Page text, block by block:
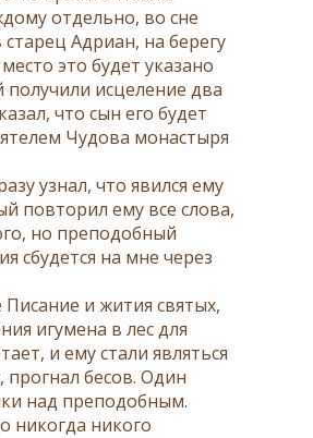
отдельно, во сне
Адриан, на берегу
это будет указано
получили исцеление два
что сын его будет
Чудова монастыря
узнал, что явился ему
повторил ему все слова,
но преподобный
сбудется на мне через
и жития святых,
игумена в лес для
и ему стали являться
бесов. Один
над преподобным.
никогда никого